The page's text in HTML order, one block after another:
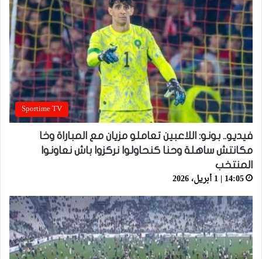
Sportime TV
فيديو.. بونو: اللاعبين تعاملو مزيان مع المباراة وخا
مكانتش ساهلة وحنا كنحاولوا نركزوا باش نعاونوا
المنتخب
14:05 | 1 أبريل، 2026